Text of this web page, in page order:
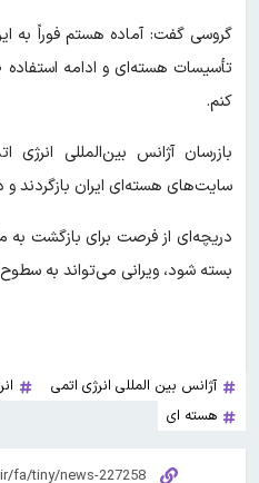
گروسی گفت: آماده هستم فوراً به
تأسیسات هسته‌ای و ادامه
کنم.
بازرسان آژانس بین‌المللی انرژی
سایت‌های هسته‌ای ایران بازگردند و
دریچه‌ای از فرصت برای بازگشت به
بسته شود، ویرانی می‌تواند به
آژانس بین المللی انرژی اتمی
هسته ای